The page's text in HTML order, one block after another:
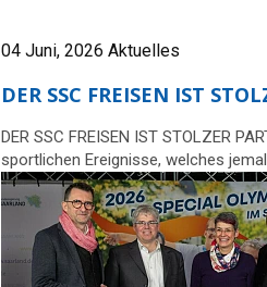
04 Juni, 2026 Aktuelles
DER SSC FREISEN IST
DER SSC FREISEN IST STOLZER
sportlichen Ereignisse, welches